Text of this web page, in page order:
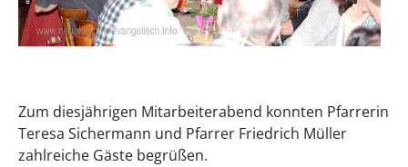
Zum diesjährigen Mitarbeiterabend konnten Pfarrerin
Teresa Sichermann und Pfarrer Friedrich Müller
zahlreiche Gäste begrüßen.